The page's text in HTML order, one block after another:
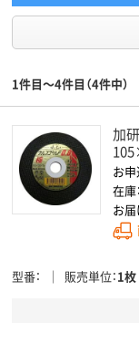
1件目～4件目（4件中）
加
お申
在庫：
お届
型番 販売単位 1枚